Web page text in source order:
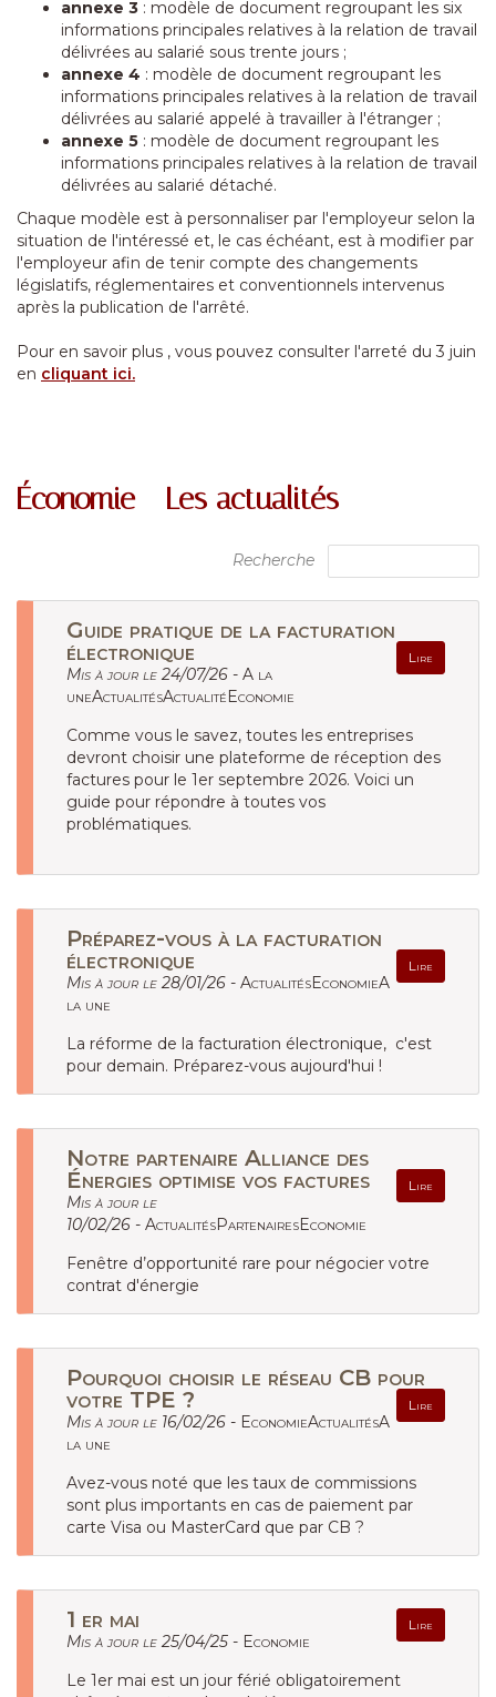
annexe 3 : modèle de document regroupant les six
informations principales relatives à la relation de travail
délivrées au salarié sous trente jours ;
annexe 4 : modèle de document regroupant les
informations principales relatives à la relation de travail
délivrées au salarié appelé à travailler à l'étranger ;
annexe 5 : modèle de document regroupant les
informations principales relatives à la relation de travail
délivrées au salarié détaché.
Chaque modèle est à personnaliser par l'employeur selon la
situation de l'intéressé et, le cas échéant, est à modifier par
l'employeur afin de tenir compte des changements
législatifs, réglementaires et conventionnels intervenus
après la publication de l'arrêté.
Pour en savoir plus , vous pouvez consulter l'arreté du 3 juin
en cliquant ici.
Économie - Les actualités
Recherche
Guide pratique de la facturation
électronique
Lire
Mis à jour le 24/07/26 - A la
uneActualitésActualitéEconomie
Comme vous le savez, toutes les entreprises
devront choisir une plateforme de réception des
factures pour le 1er septembre 2026. Voici un
guide pour répondre à toutes vos
problématiques.
Préparez-vous à la facturation
électronique
Lire
Mis à jour le 28/01/26 - ActualitésEconomieA
la une
La réforme de la facturation électronique, c'est
pour demain. Préparez-vous aujourd'hui !
Notre partenaire Alliance des
Énergies optimise vos factures
Lire
Mis à jour le
10/02/26 - ActualitésPartenairesEconomie
Fenêtre d’opportunité rare pour négocier votre
contrat d'énergie
Pourquoi choisir le réseau CB pour
votre TPE ?
Lire
Mis à jour le 16/02/26 - EconomieActualitésA
la une
Avez-vous noté que les taux de commissions
sont plus importants en cas de paiement par
carte Visa ou MasterCard que par CB ?
1 er mai Lire
Mis à jour le 25/04/25 - Economie
Le 1er mai est un jour férié obligatoirement